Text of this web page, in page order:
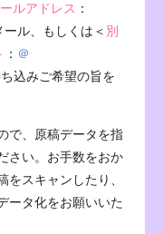
ルアドレス ：
ール、もしくは＜ 別
： ＠
込みご希望の旨を
で、原稿データを指
さい。お手数をおか
スキャンしたり、
ータ化をお願いいた